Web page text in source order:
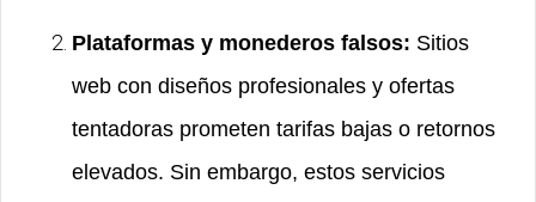
Plataformas y monederos falsos: Sitios
web con diseños profesionales y ofertas
tentadoras prometen tarifas bajas o retornos
elevados. Sin embargo, estos servicios